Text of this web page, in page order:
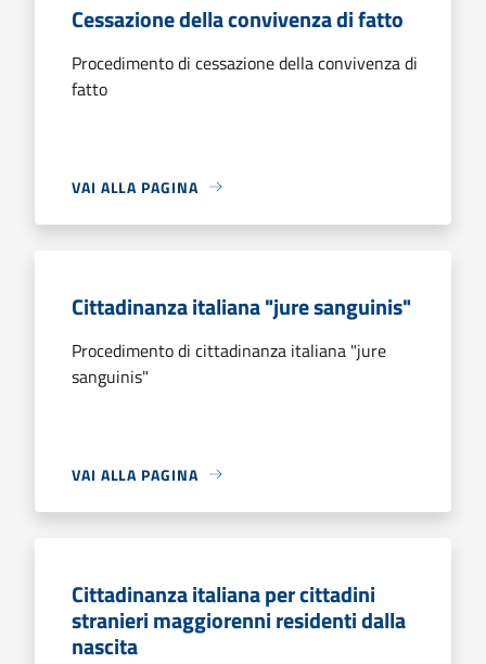
Cessazione della convivenza di fatto
Procedimento di cessazione della convivenza di
fatto
VAI ALLA PAGINA
Cittadinanza italiana "jure sanguinis"
Procedimento di cittadinanza italiana "jure
sanguinis"
VAI ALLA PAGINA
Cittadinanza italiana per cittadini
stranieri maggiorenni residenti dalla
nascita